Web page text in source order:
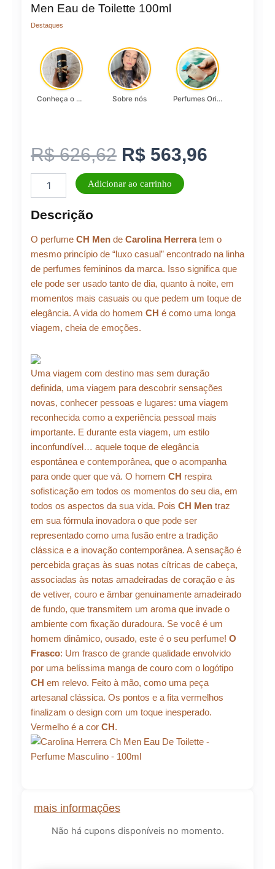
mais informações
Não há cupons disponíveis no momento.
Men Eau de Toilette 100ml
Destaques
Conheça o Asad, da Lattafa… Sobre nós Perfumes Originais
R$626,62 O
preço
era:
R$ 626,62.
R$ 563,96
é:
R$
Masculino
Herrera
Men
Eau
de
Toilette
100ml
quantidade
Adicionar ao carrinho
Descrição
O perfume CH Men de Carolina Herreratem o
mesmo princípio de “luxo casual” encontrado na linha
de perfumes femininos da marca. Isso significa que
ele pode ser usado tanto de dia, quanto à noite, em
momentos mais casuais ou que pedem um toque de
elegância. A vida do homem CH é como uma longa
viagem, cheia de emoções.
Uma viagem com destino mas sem duração
definida, uma viagem para descobrir sensações
novas, conhecer pessoas e lugares: uma viagem
reconhecida como a experiência pessoal mais
importante. E durante esta viagem, um estilo
inconfundível… aquele toque de elegância
espontânea e contemporânea, que o acompanha
para onde quer que vá. O homem CH respira
sofisticação em todos os momentos do seu dia, em
todos os aspectos da sua vida. Pois CH Men traz
em sua fórmula inovadora o que pode ser
representado como uma fusão entre a tradição
clássica e a inovação contemporânea. A sensação é
percebida graças às suas notas cítricas de cabeça,
associadas às notas amadeiradas de coração e às
de vetiver, couro e âmbar genuinamente amadeirado
de fundo, que transmitem um aroma que invade o
ambiente com fixação duradoura. Se você é um
homem dinâmico, ousado, este é o seu perfume! O
Frasco: Um frasco de grande qualidade envolvido
por uma belíssima manga de couro com o logótipo
CH em relevo. Feito à mão, como uma peça
artesanal clássica. Os pontos e a fita vermelhos
finalizam o design com um toque inesperado.
Vermelho é a cor CH.